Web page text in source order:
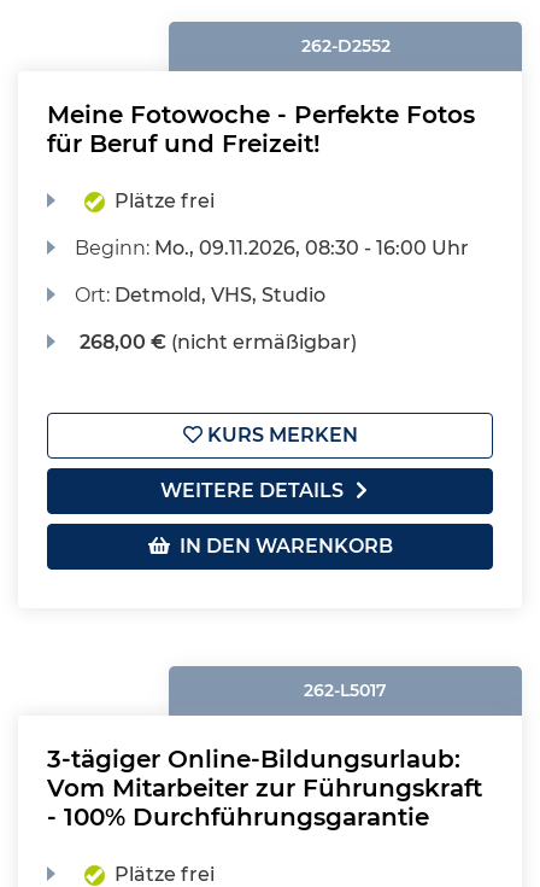
262-D2552
Meine Fotowoche - Perfekte Fotos
für Beruf und Freizeit!
Plätze frei
Beginn: Mo., 09.11.2026, 08:30 - 16:00 Uhr
Ort: Detmold, VHS, Studio
268,00 € (nicht ermäßigbar)
KURS MERKEN
WEITERE DETAILS
IN DEN WARENKORB
262-L5017
3-tägiger Online-Bildungsurlaub:
Vom Mitarbeiter zur Führungskraft
- 100% Durchführungsgarantie
Plätze frei